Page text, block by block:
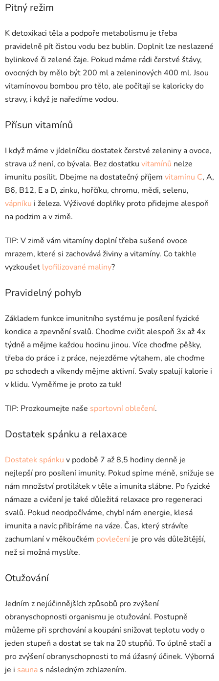
Pitný režim
K detoxikaci těla a podpoře metabolismu je třeba
pravidelně pít čistou vodu bez bublin. Doplnit lze neslazené
bylinkové či zelené čaje. Pokud máme rádi čerstvé šťávy,
ovocných by mělo být 200 ml a zeleninových 400 ml. Jsou
vitamínovou bombou pro tělo, ale počítají se kaloricky do
stravy, i když je naředíme vodou.
Přísun vitamínů
I když máme v jídelníčku dostatek čerstvé zeleniny a ovoce,
strava už není, co bývala. Bez dostatku vitamínů nelze
imunitu posílit. Dbejme na dostatečný příjem vitamínu C, A,
B6, B12, E a D, zinku, hořčíku, chromu, mědi, selenu,
vápníku i železa. Výživové doplňky proto přidejme alespoň
na podzim a v zimě.
TIP: V zimě vám vitamíny doplní třeba sušené ovoce
mrazem, které si zachovává živiny a vitamíny. Co takhle
vyzkoušet lyofilizované maliny?
Pravidelný pohyb
Základem funkce imunitního systému je posílení fyzické
kondice a zpevnění svalů. Choďme cvičit alespoň 3x až 4x
týdně a mějme každou hodinu jinou. Více choďme pěšky,
třeba do práce i z práce, nejezděme výtahem, ale choďme
po schodech a víkendy mějme aktivní. Svaly spalují kalorie i
v klidu. Vyměňme je proto za tuk!
TIP: Prozkoumejte naše sportovní oblečení.
Dostatek spánku a relaxace
Dostatek spánku v podobě 7 až 8,5 hodiny denně je
nejlepší pro posílení imunity. Pokud spíme méně, snižuje se
nám množství protilátek v těle a imunita slábne. Po fyzické
námaze a cvičení je také důležitá relaxace pro regeneraci
svalů. Pokud neodpočíváme, chybí nám energie, klesá
imunita a navíc přibíráme na váze. Čas, který strávíte
zachumlaní v měkoučkém povlečení je pro vás důležitější,
než si možná myslíte.
Otužování
Jedním z nejúčinnějších způsobů pro zvýšení
obranyschopnosti organismu je otužování. Postupně
můžeme při sprchování a koupání snižovat teplotu vody o
jeden stupeň a dostat se tak na 20 stupňů. To úplně stačí a
pro zvýšení obranyschopnosti to má úžasný účinek. Výborná
je i sauna s následným zchlazením.